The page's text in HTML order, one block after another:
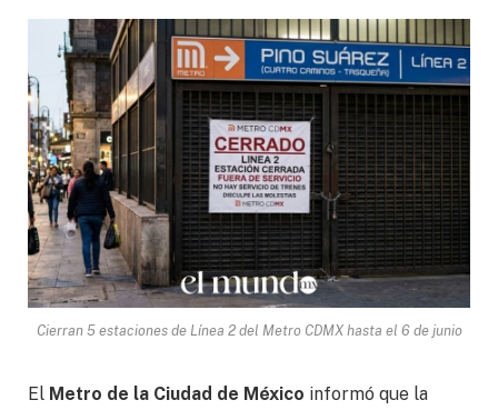
Cierran 5 estaciones de Línea 2 del Metro CDMX hasta el 6 de junio
El Metro de la Ciudad de México informó que la